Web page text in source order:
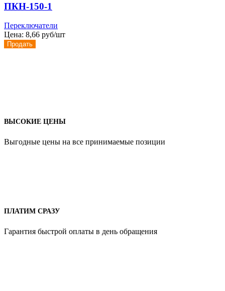
ПКН-150-1
Переключатели
Цена: 8,66 руб/шт
Продать
ВЫСОКИЕ ЦЕНЫ
Выгодные цены на все принимаемые позиции
ПЛАТИМ СРАЗУ
Гарантия быстрой оплаты в день обращения